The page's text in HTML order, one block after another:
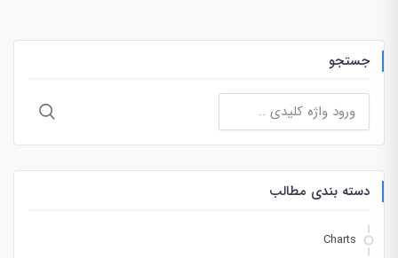
جستجو
جستجو
برای:
دسته بندی مطالب
Charts